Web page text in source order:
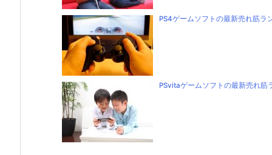
PS4ゲームソフトの最新売れ筋ラ
PSvitaゲームソフトの最新売れ筋